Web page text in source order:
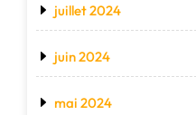
juillet 2024
juin 2024
mai 2024